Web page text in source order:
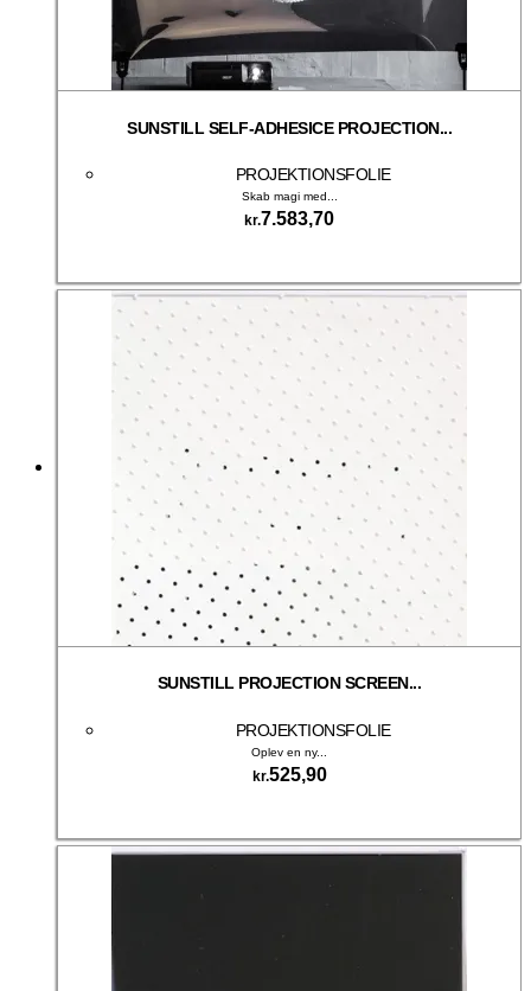
SUNSTILL SELF-ADHESICE PROJECTION...
PROJEKTIONSFOLIE
Skab magi med...
kr.7.583,70
SUNSTILL PROJECTION SCREEN...
PROJEKTIONSFOLIE
Oplev en ny...
kr.525,90